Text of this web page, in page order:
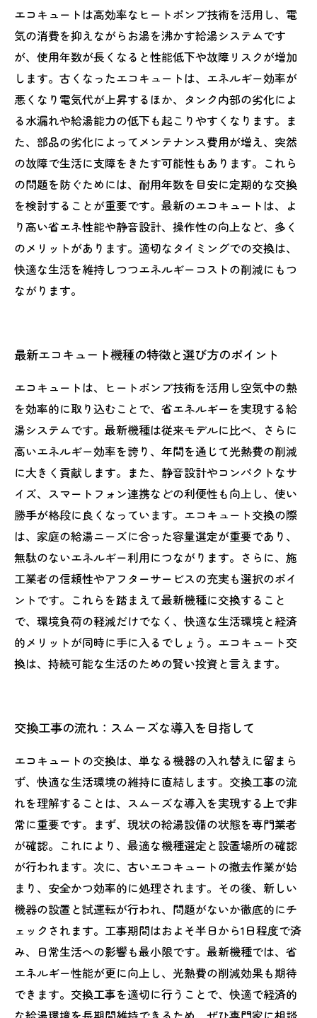
エコキュートは高効率なヒートポンプ技術を活用し、電
気の消費を抑えながらお湯を沸かす給湯システムです
が、使用年数が長くなると性能低下や故障リスクが増加
します。古くなったエコキュートは、エネルギー効率が
悪くなり電気代が上昇するほか、タンク内部の劣化によ
る水漏れや給湯能力の低下も起こりやすくなります。ま
た、部品の劣化によってメンテナンス費用が増え、突然
の故障で生活に支障をきたす可能性もあります。これら
の問題を防ぐためには、耐用年数を目安に定期的な交換
を検討することが重要です。最新のエコキュートは、よ
り高い省エネ性能や静音設計、操作性の向上など、多く
のメリットがあります。適切なタイミングでの交換は、
快適な生活を維持しつつエネルギーコストの削減にもつ
ながります。
最新エコキュート機種の特徴と選び方のポイント
エコキュートは、ヒートポンプ技術を活用し空気中の熱
を効率的に取り込むことで、省エネルギーを実現する給
湯システムです。最新機種は従来モデルに比べ、さらに
高いエネルギー効率を誇り、年間を通じて光熱費の削減
に大きく貢献します。また、静音設計やコンパクトなサ
イズ、スマートフォン連携などの利便性も向上し、使い
勝手が格段に良くなっています。エコキュート交換の際
は、家庭の給湯ニーズに合った容量選定が重要であり、
無駄のないエネルギー利用につながります。さらに、施
工業者の信頼性やアフターサービスの充実も選択のポイ
ントです。これらを踏まえて最新機種に交換すること
で、環境負荷の軽減だけでなく、快適な生活環境と経済
的メリットが同時に手に入るでしょう。エコキュート交
換は、持続可能な生活のための賢い投資と言えます。
交換工事の流れ：スムーズな導入を目指して
エコキュートの交換は、単なる機器の入れ替えに留まら
ず、快適な生活環境の維持に直結します。交換工事の流
れを理解することは、スムーズな導入を実現する上で非
常に重要です。まず、現状の給湯設備の状態を専門業者
が確認。これにより、最適な機種選定と設置場所の確認
が行われます。次に、古いエコキュートの撤去作業が始
まり、安全かつ効率的に処理されます。その後、新しい
機器の設置と試運転が行われ、問題がないか徹底的にチ
ェックされます。工事期間はおよそ半日から1日程度で済
み、日常生活への影響も最小限です。最新機種では、省
エネルギー性能が更に向上し、光熱費の削減効果も期待
できます。交換工事を適切に行うことで、快適で経済的